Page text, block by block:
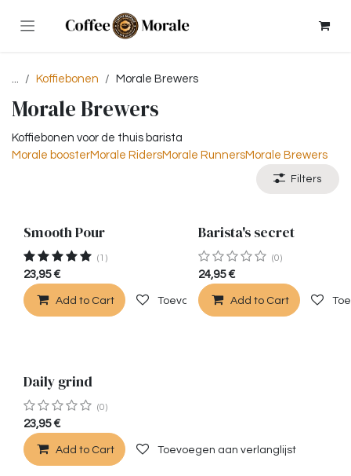
... Koffiebonen Morale Brewers
Morale Brewers
Koffiebonen voor de thuis barista
Morale boosterMorale RidersMorale RunnersMorale Brewers
Filters
Uitverkocht
Smooth Pour
(1)
23,95€
Add to Cart Toevoegen aan verlanglijst
Barista's secret
(0)
24,95€
Add to Cart
Daily grind
(0)
23,95€
Add to Cart Toevoegen aan verlanglijst